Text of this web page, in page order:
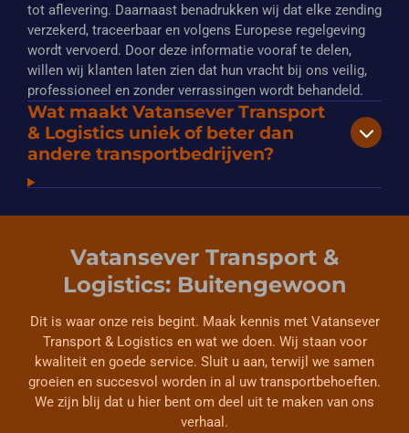
tot aflevering. Daarnaast benadrukken wij dat elke zending
verzekerd, traceerbaar en volgens Europese regelgeving
wordt vervoerd. Door deze informatie vooraf te delen,
willen wij klanten laten zien dat hun vracht bij ons veilig,
professioneel en zonder verrassingen wordt behandeld.
Wat maakt Vatansever Transport
& Logistics uniek of beter dan
andere transportbedrijven?
Vatansever Transport &
Logistics: Buitengewoon
Dit is waar onze reis begint. Maak kennis met Vatansever
Transport & Logistics en wat we doen. Wij staan voor
kwaliteit en goede service. Sluit u aan, terwijl we samen
groeien en succesvol worden in al uw transportbehoeften.
We zijn blij dat u hier bent om deel uit te maken van ons
verhaal.